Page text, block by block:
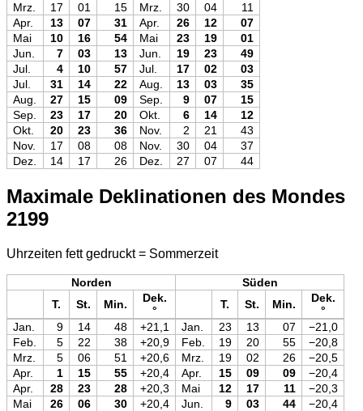
Mrz. 17 01 15 Mrz. 30 04
11
Apr.
13 07 31 Apr. 26 12
07
Mai
10 16 54 Mai 23 19
01
Jun.
7 03 13 Jun. 19 23
49
Jul.
4 10 57 Jul. 17 02
03
Jul.
31 14 22 Aug. 13 03
35
Aug.
27 15 09 Sep. 9 07
15
Sep.
23 17 20 Okt. 6 14
12
Okt.
20 23 36 Nov. 2 21
43
Nov.
17 08 08 Nov. 30 04
37
Dez.
14 17 26 Dez. 27 07 44
Maximale Deklinationen des Mondes
2199
Uhrzeiten fett gedruckt = Sommerzeit
Norden
Süden
T.
St. Min.
Dek.
°
T. St. Min.
Dek.
°
Jan.
9 14 48 +21,1 Jan. 23 13 07
−21,0
Feb.
5 22 38 +20,9 Feb. 19 20 55
−20,8
Mrz.
5 06 51 +20,6 Mrz. 19 02 26
−20,5
Apr.
1 15 55 +20,4 Apr. 15 09 09
−20,4
Apr.
28 23 28 +20,3 Mai 12 17 11
−20,3
Mai
26 06 30 +20,4 Jun. 9 03 44
−20,4